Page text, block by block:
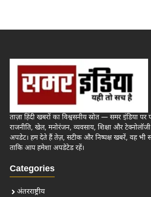
ताज़ा हिंदी खबरों का विश्वसनीय स्रोत — समर इंडिया पर पढ़ें
राजनीति, खेल, मनोरंजन, व्यवसाय, शिक्षा और
अपडेट। हम देते हैं तेज़, सटीक और निष्पक्ष खबरें, वह भी
ताकि आप हमेशा अपडेटेड रहें।
Categories
अंतरराष्ट्रीय